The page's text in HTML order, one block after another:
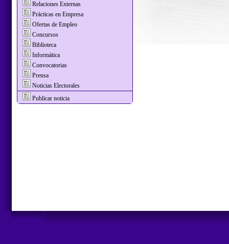
Relaciones Externas
Prácticas en Empresa
Ofertas de Empleo
Concursos
Biblioteca
Informática
Convocatorias
Prensa
Noticias Electorales
Publicar noticia